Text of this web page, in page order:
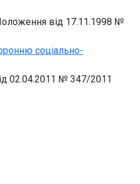
від 17.11.1998 №
соціально-
02.04.2011 № 347/2011